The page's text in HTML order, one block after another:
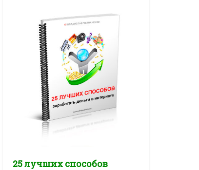
25 лучших способов